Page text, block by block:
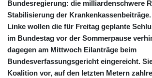
Bundesregierung: die milliardenschwere
Stabilisierung der
Linke wollen die für Freitag geplante
im Bundestag vor der Sommerpause
dagegen am Mittwoch Eilanträge beim
Bundesverfassungsgericht eingereicht.
Koalition vor, auf den letzten Metern